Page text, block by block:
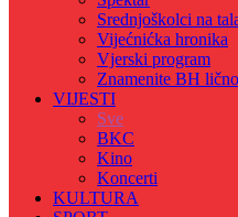
Srednjoškolci na
Vijećnićka hronika
Vjerski program
Znamenite BH
VIJESTI
Sve
BKC
Kino
Koncerti
KULTURA